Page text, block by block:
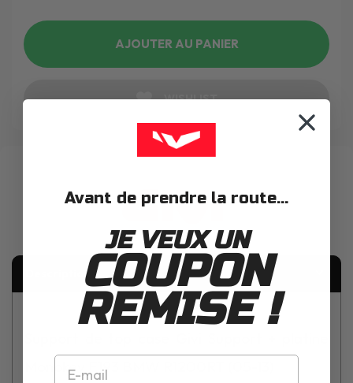
AJOUTER AU PANIER
WISHLIST
Description
Monokey E193 BMW R1200RT (05-13)
Avant de prendre la route...
JE VEUX UN
COUPON
REMISE !